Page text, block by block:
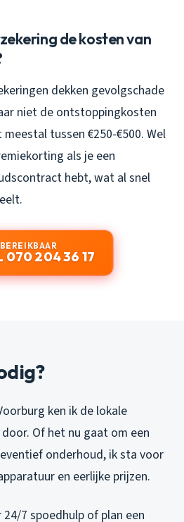
de kosten van
dekken gevolgschade
niet de ontstoppingkosten
tussen €250-€500. Wel
als je een
hebt, wat al snel
070 204 36 17
ken ik de lokale
Of het nu gaat om een
onderhoud, ik sta voor
en eerlijke prijzen.
7 spoedhulp of plan een